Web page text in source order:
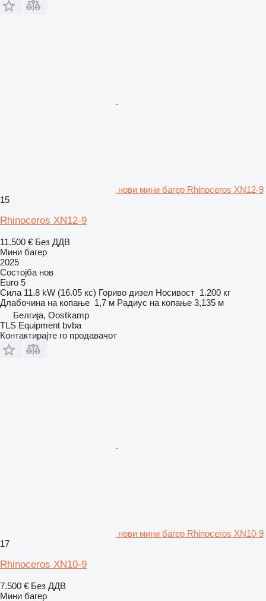
нови мини багер Rhinoceros XN12-9
15
Rhinoceros XN12-9
11.500 € Без ДДВ
Мини багер
2025
Состојба нов
Euro 5
Сила 11.8 kW (16.05 кс) Гориво дизел Носивост 1.200 кг
Длабочина на копање 1,7 м Радиус на копање 3,135 м
Белгија, Oostkamp
TLS Equipment bvba
Контактирајте го продавачот
нови мини багер Rhinoceros XN10-9
17
Rhinoceros XN10-9
7.500 € Без ДДВ
Мини багер